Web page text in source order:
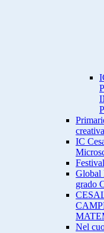
IC
Global
grado
Nel